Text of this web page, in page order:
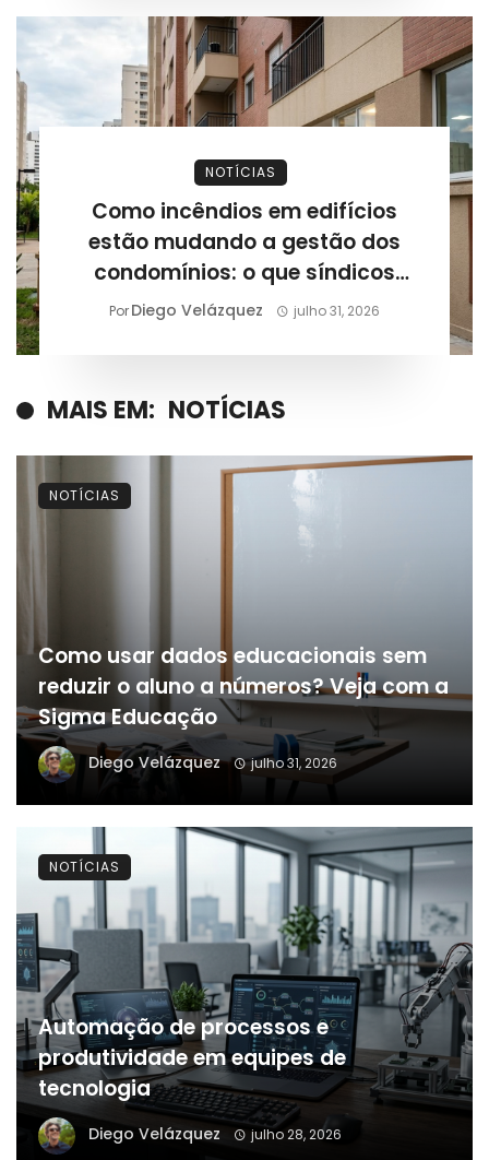
NOTÍCIAS
Como incêndios em edifícios
estão mudando a gestão dos
condomínios: o que síndicos
precisam revisar após novos
PorDiego Velázquez julho 31, 2026
MAIS EM: NOTÍCIAS
Como usar dados educacionais sem
reduzir o aluno a números? Veja com a
Sigma Educação
Diego Velázquez julho 31, 2026
NOTÍCIAS
Automação de processos e
produtividade em equipes de
tecnologia
Diego Velázquez julho 28, 2026
NOTÍCIAS